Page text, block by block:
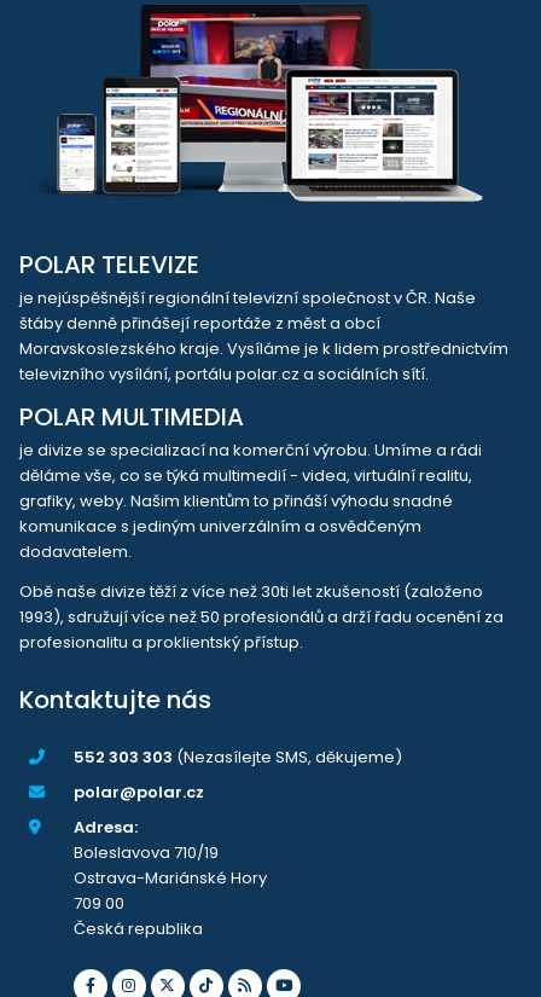
POLAR TELEVIZE
je nejúspěšnější regionální televizní společnost v ČR. Naše
štáby denně přinášejí reportáže z měst a obcí
Moravskoslezského kraje. Vysíláme je k lidem prostřednictvím
televizního vysílání, portálu polar.cz a sociálních sítí.
POLAR MULTIMEDIA
je divize se specializací na komerční výrobu. Umíme a rádi
děláme vše, co se týká multimedií - videa, virtuální realitu,
grafiky, weby. Našim klientům to přináší výhodu snadné
komunikace s jediným univerzálním a osvědčeným
dodavatelem.
Obě naše divize těží z více než 30ti let zkušeností (založeno
1993), sdružují více než 50 profesionálů a drží řadu ocenění za
profesionalitu a proklientský přístup.
Kontaktujte nás
552 303 303 (Nezasílejte SMS, děkujeme)
polar@polar.cz
Adresa:
Boleslavova 710/19
Ostrava-Mariánské Hory
709 00
Česká republika